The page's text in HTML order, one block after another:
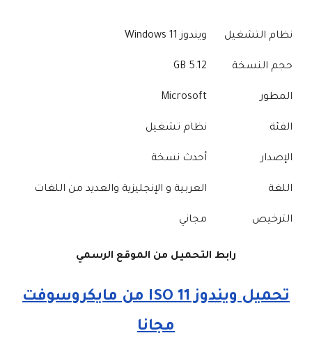
نظام التشغيل ويندوز Windows 11
حجم النسخة 5.12 GB
المطور Microsoft
الفئة نظام تشغيل
الإصدار أحدث نسخة
اللغة العربية و الإنجليزية والعديد من اللغات
الترخيص مجاني
رابط التحميل من الموقع الرسمي
تحميل ويندوز 11 ISO من مايكروسوفت
مجانا